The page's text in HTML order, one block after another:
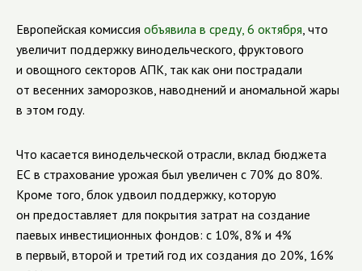
Европейская комиссия объявила в среду, 6 октября, что
увеличит поддержку винодельческого, фруктового
и овощного секторов АПК, так как они пострадали
от весенних заморозков, наводнений и аномальной жары
в этом году.
Что касается винодельческой отрасли, вклад бюджета
ЕС в страхование урожая был увеличен с 70% до 80%.
Кроме того, блок удвоил поддержку, которую
он предоставляет для покрытия затрат на создание
паевых инвестиционных фондов: с 10%, 8% и 4%
в первый, второй и третий год их создания до 20%, 16%